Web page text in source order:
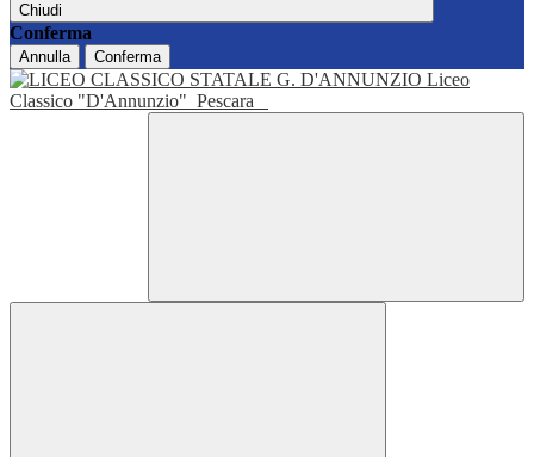
Chiudi
Conferma
Annulla Conferma
Liceo
Classico "D'Annunzio" Pescara